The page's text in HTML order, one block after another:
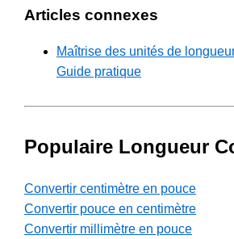
Articles connexes
Maîtrise des unités de
Guide pratique
Populaire Longueur
Convertir centimètre en pouce
Convertir pouce en centimètre
Convertir millimètre en pouce